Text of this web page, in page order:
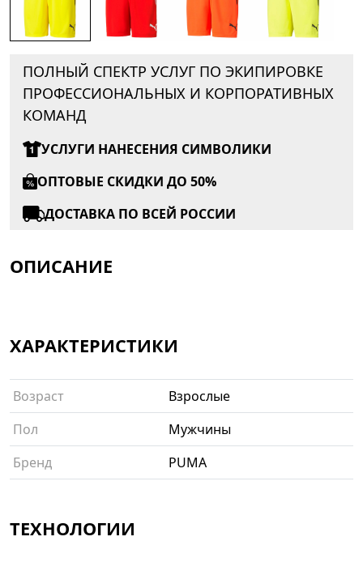
ПОЛНЫЙ СПЕКТР УСЛУГ ПО ЭКИПИРОВКЕ
ПРОФЕССИОНАЛЬНЫХ И КОРПОРАТИВНЫХ
КОМАНД
УСЛУГИ НАНЕСЕНИЯ СИМВОЛИКИ
ОПТОВЫЕ СКИДКИ ДО 50%
ДОСТАВКА ПО ВСЕЙ РОССИИ
ОПИСАНИЕ
ХАРАКТЕРИСТИКИ
Возраст
Взрослые
Пол
Мужчины
Бренд
PUMA
ТЕХНОЛОГИИ